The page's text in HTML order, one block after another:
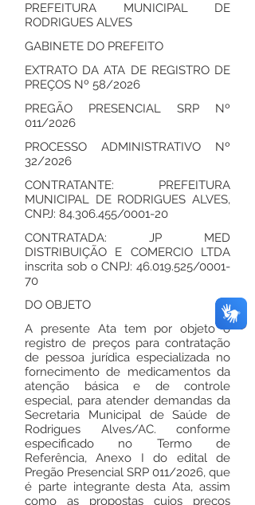
PREFEITURA MUNICIPAL DE
RODRIGUES ALVES
GABINETE DO PREFEITO
EXTRATO DA ATA DE REGISTRO DE
PREÇOS Nº 58/2026
PREGÃO PRESENCIAL SRP Nº
011/2026
PROCESSO ADMINISTRATIVO Nº
32/2026
CONTRATANTE: PREFEITURA
MUNICIPAL DE RODRIGUES ALVES,
CNPJ: 84.306.455/0001-20
CONTRATADA: JP MED
DISTRIBUIÇÃO E COMERCIO LTDA
inscrita sob o CNPJ: 46.019.525/0001-
70
DO OBJETO
A presente Ata tem por objeto o
registro de preços para contratação
de pessoa jurídica especializada no
fornecimento de medicamentos da
atenção básica e de controle
especial, para atender demandas da
Secretaria Municipal de Saúde de
Rodrigues Alves/AC. conforme
especificado no Termo de
Referência, Anexo I do edital de
Pregão Presencial SRP 011/2026, que
é parte integrante desta Ata, assim
como as propostas cujos preços